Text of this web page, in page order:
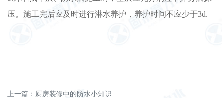
压。施工完后应及时进行淋水养护，养护时间不应少于3d.
上一篇： 厨房装修中的防水小知识